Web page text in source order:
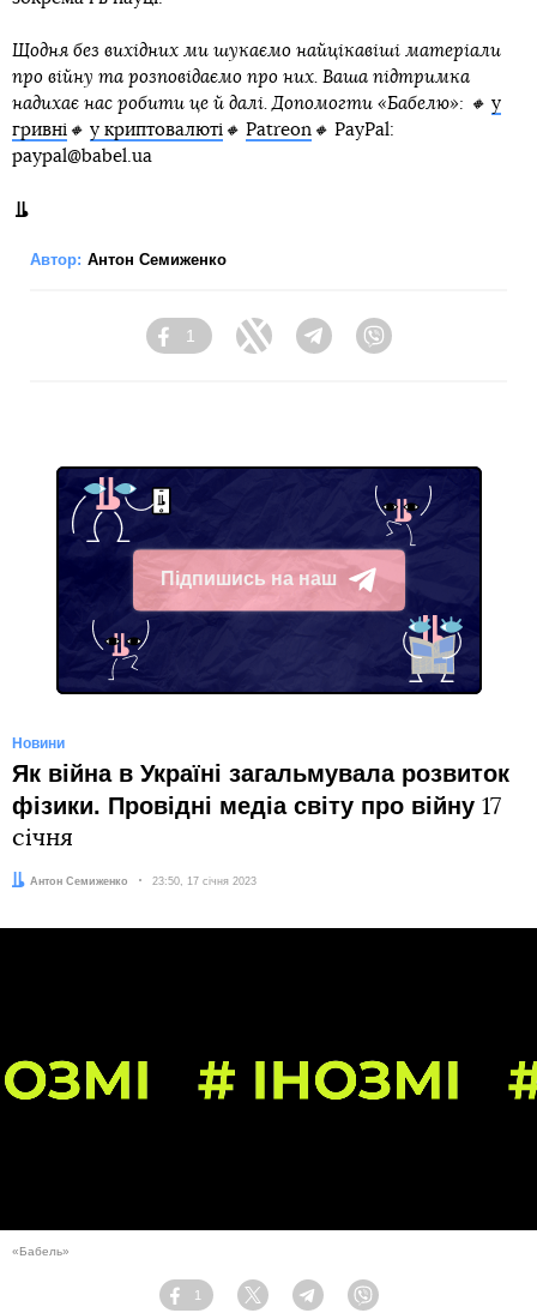
Щодня без вихідних ми шукаємо найцікавіші матеріали
про війну та розповідаємо про них. Ваша підтримка
надихає нас робити це й далі. Допомогти «Бабелю»: 🔸 у
гривні 🔸 у криптовалюті 🔸 Patreon 🔸 PayPal:
paypal@babel.ua
Автор: Антон Семиженко
Facebook
1
Twitter TelegramViber
Підпишись на наш
Telegram
Новини
Як війна в Україні загальмувала розвиток
фізики. Провідні медіа світу про війну 17
січня
Автор:
Антон Семиженко Дата:
23:50, 17 січня 2023
«Бабель»
Facebook
1
Twitter TelegramViber